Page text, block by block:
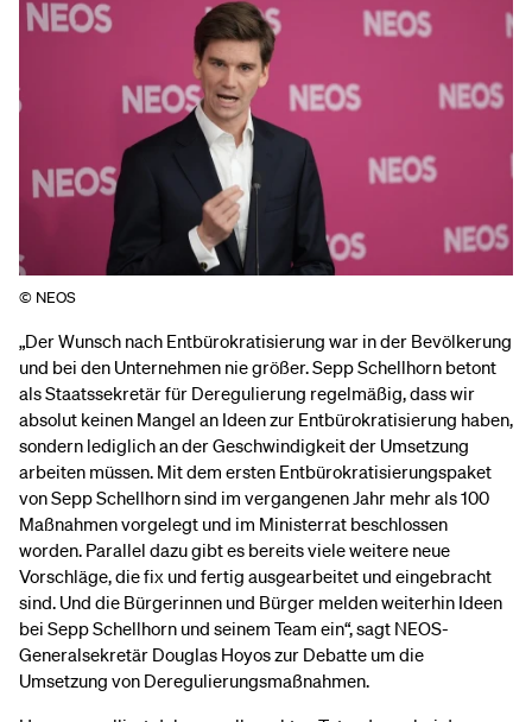
© NEOS
„Der Wunsch nach Entbürokratisierung war in der Bevölkerung
und bei den Unternehmen nie größer. Sepp Schellhorn betont
als Staatssekretär für Deregulierung regelmäßig, dass wir
absolut keinen Mangel an Ideen zur Entbürokratisierung haben,
sondern lediglich an der Geschwindigkeit der Umsetzung
arbeiten müssen. Mit dem ersten Entbürokratisierungspaket
von Sepp Schellhorn sind im vergangenen Jahr mehr als 100
Maßnahmen vorgelegt und im Ministerrat beschlossen
worden. Parallel dazu gibt es bereits viele weitere neue
Vorschläge, die fix und fertig ausgearbeitet und eingebracht
sind. Und die Bürgerinnen und Bürger melden weiterhin Ideen
bei Sepp Schellhorn und seinem Team ein“, sagt NEOS-
Generalsekretär Douglas Hoyos zur Debatte um die
Umsetzung von Deregulierungsmaßnahmen.